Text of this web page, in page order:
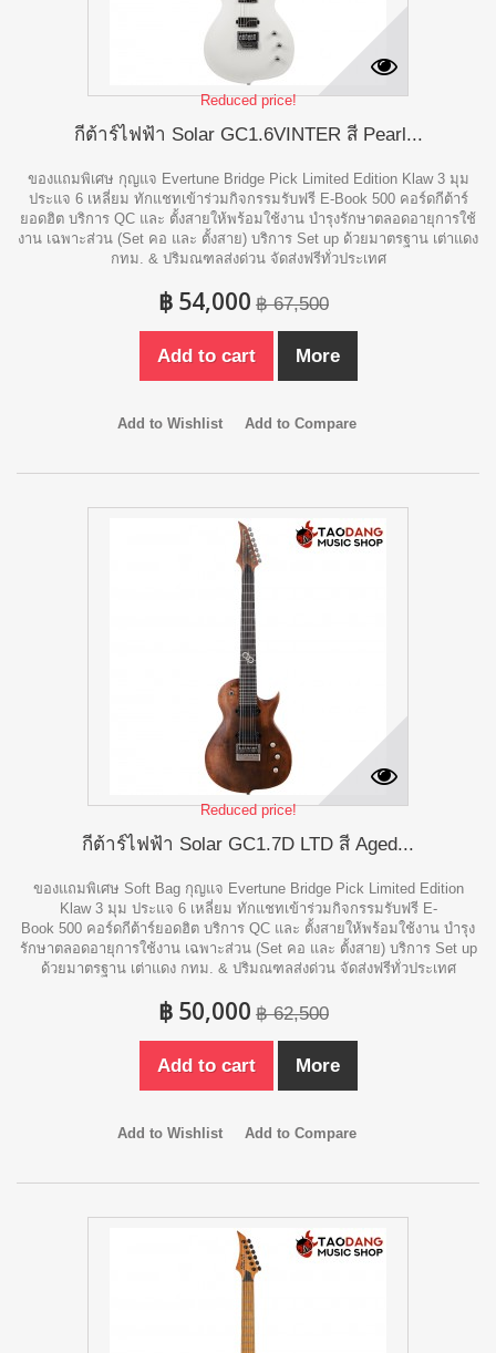
Reduced price!
กีต้าร์ไฟฟ้า Solar GC1.6VINTER สี Pearl...
ของแถมพิเศษ กุญแจ Evertune Bridge Pick Limited Edition Klaw 3 มุม
ประแจ 6 เหลี่ยม ทักแชทเข้าร่วมกิจกรรมรับฟรี E-Book 500 คอร์ดกีต้าร์
ยอดฮิต บริการ QC และ ตั้งสายให้พร้อมใช้งาน บำรุงรักษาตลอดอายุการใช้
งาน เฉพาะส่วน (Set คอ และ ตั้งสาย) บริการ Set up ด้วยมาตรฐาน เต่าแดง
กทม. & ปริมณฑลส่งด่วน จัดส่งฟรีทั่วประเทศ
฿ 54,000 ฿ 67,500
Add to cart More
Add to Wishlist Add to Compare
Reduced price!
กีต้าร์ไฟฟ้า Solar GC1.7D LTD สี Aged...
ของแถมพิเศษ Soft Bag กุญแจ Evertune Bridge Pick Limited Edition
Klaw 3 มุม ประแจ 6 เหลี่ยม ทักแชทเข้าร่วมกิจกรรมรับฟรี E-
Book 500 คอร์ดกีต้าร์ยอดฮิต บริการ QC และ ตั้งสายให้พร้อมใช้งาน บำรุง
รักษาตลอดอายุการใช้งาน เฉพาะส่วน (Set คอ และ ตั้งสาย) บริการ Set up
ด้วยมาตรฐาน เต่าแดง กทม. & ปริมณฑลส่งด่วน จัดส่งฟรีทั่วประเทศ
฿ 50,000 ฿ 62,500
Add to cart More
Add to Wishlist Add to Compare